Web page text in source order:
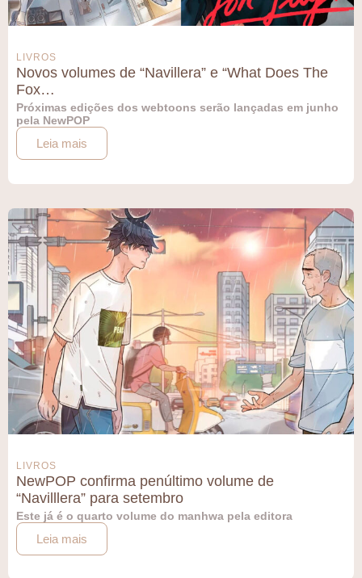
LIVROS
Novos volumes de “Navillera” e “What Does The
Fox…
Próximas edições dos webtoons serão lançadas em junho
pela NewPOP
Leia mais
LIVROS
NewPOP confirma penúltimo volume de
“Navilllera” para setembro
Este já é o quarto volume do manhwa pela editora
Leia mais